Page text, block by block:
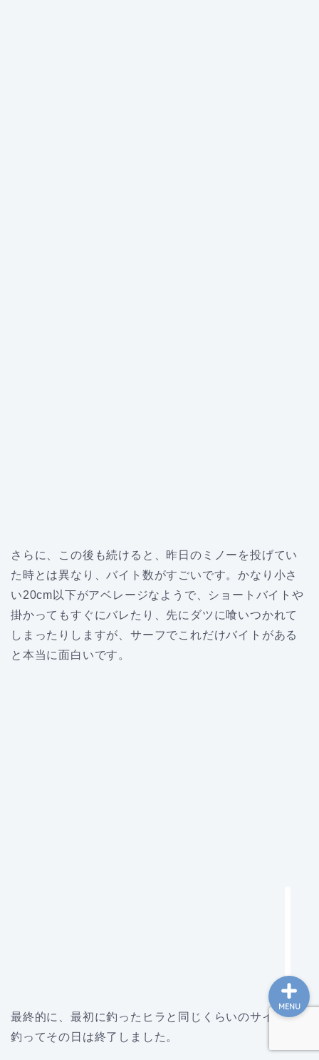
さらに、この後も続けると、昨日のミノーを投げてい
た時とは異なり、バイト数がすごいです。かなり小さ
い20cm以下がアベレージなようで、ショートバイトや
掛かってもすぐにバレたり、先にダツに喰いつかれて
しまったりしますが、サーフでこれだけバイトがある
と本当に面白いです。
最終的に、最初に釣ったヒラと同じくらいのサイズを
釣ってその日は終了しました。
MENU